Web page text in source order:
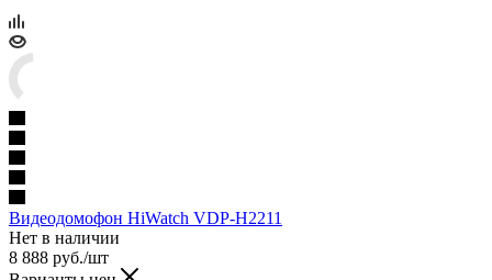
Видеодомофон HiWatch VDP-H2211
Нет в наличии
8 888 руб./шт